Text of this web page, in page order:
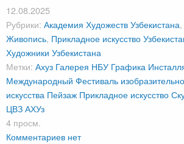
12.08.2025
Рубрики: Академия Художеств Узбекистана,
Живопись, Прикладное искусство
Художники Узбекистана
Метки: Ахуз Галерея НБУ Графика
Международный Фестиваль
искусства Пейзаж Прикладное искусство
ЦВЗ АХУз
4 просм.
Комментариев нет